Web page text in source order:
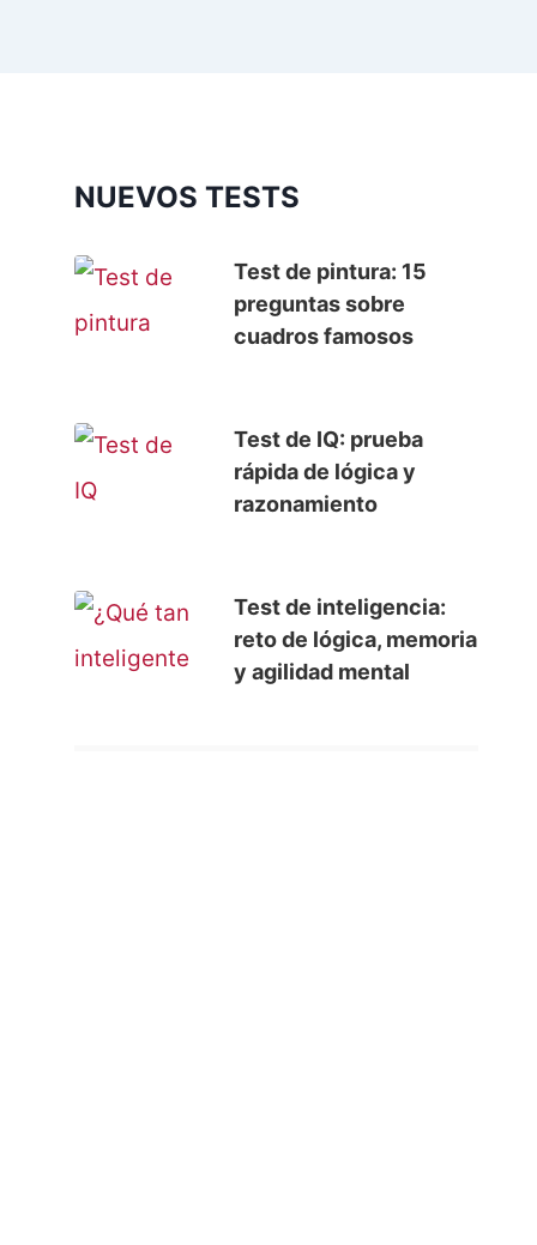
NUEVOS TESTS
Test de pintura: 15
preguntas sobre
cuadros famosos
Test de IQ: prueba
rápida de lógica y
razonamiento
Test de inteligencia:
reto de lógica, memoria
y agilidad mental